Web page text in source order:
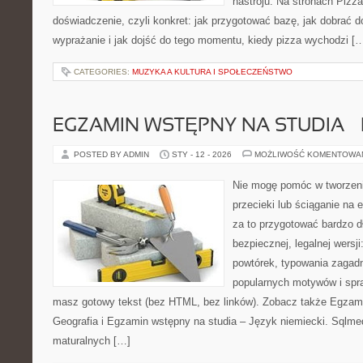
doświadczenie, czyli konkret: jak przygotować bazę, jak dobrać
wyprażanie i jak dojść do tego momentu, kiedy pizza wychodzi
CATEGORIES: MUZYKA A KULTURA I SPOŁECZEŃSTWO
EGZAMIN WSTĘPNY NA STUDIA –
POSTED BY ADMIN STY - 12 - 2026 MOŻLIWOŚĆ
Nie mogę pomóc w
przecieki lub ściąganie na
za to przygotować bardzo
bezpiecznej, legalnej
powtórek, typowania
popularnych motywów i
masz gotowy tekst (bez HTML, bez linków). Zobacz także
Geografia i Egzamin wstępny na studia – Język niemiecki.
maturalnych […]